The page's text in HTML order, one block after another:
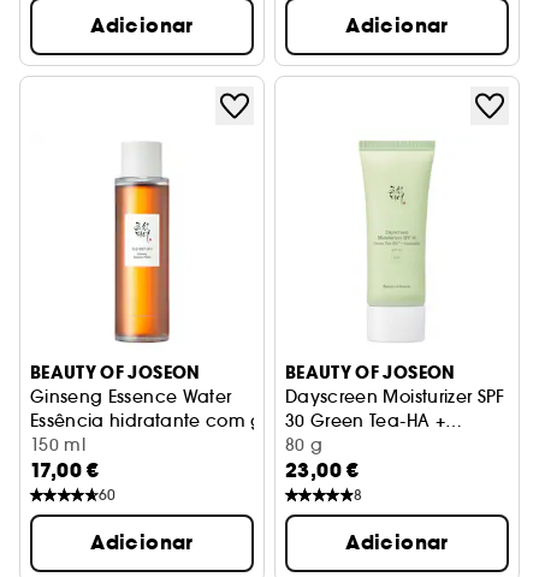
Adicionar Adicionar
BEAUTY OF JOSEON
Ginseng Essence Water
Essência hidratante com ginseng energizante
150 ml
17,00 €
60
Adicionar
BEAUTY OF JOSEON
Dayscreen Moisturizer SPF
30 Green Tea-HA +
Ceramida
Cuidado hidratante diário
80 g
23,00 €
8
Adicionar